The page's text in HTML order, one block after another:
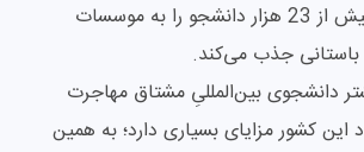
اروپای غربی سالانه بیش از 23 هزار دانشجو را به موسسات
جذب می‌کند.
دانشجوی بین‌المللیِ مشتاق مهاجرت
این کشور مزایای بسیاری دارد؛ به همین